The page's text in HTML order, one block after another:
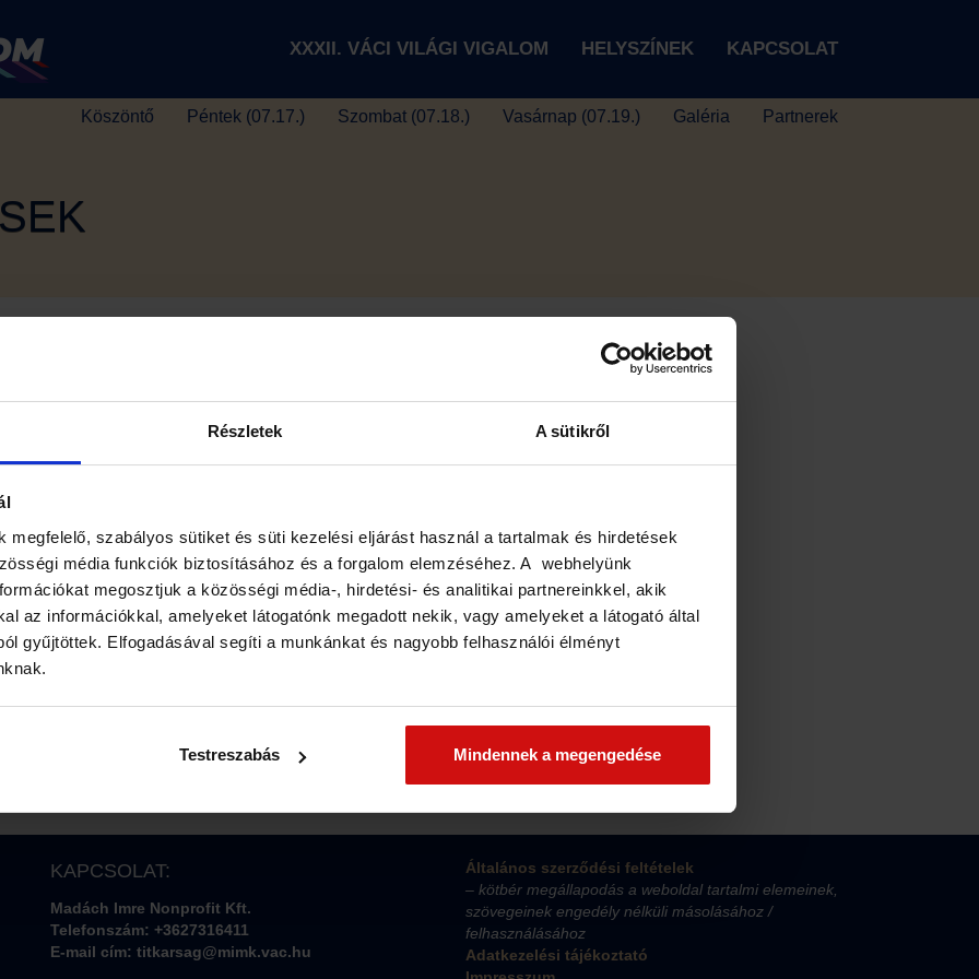
Részletek A sütikről
megfelelő, szabályos sütiket és süti kezelési eljárást használ a tartalmak és hirdetések
média funkciók biztosításához és a forgalom elemzéséhez. A webhelyünk
megosztjuk a közösségi média-, hirdetési- és analitikai partnereinkkel, akik
az információkkal, amelyeket látogatónk megadott nekik, vagy amelyeket a látogató által
gyűjtöttek. Elfogadásával segíti a munkánkat és nagyobb felhasználói élményt
Testreszabás Mindennek a megengedése
XXXII. VÁCI VILÁGI VIGALOM HELYSZÍNEK KAPCSOLAT
Köszöntő Péntek (07.17.) Szombat (07.18.) Vasárnap (07.19.) Galéria Partnerek
A
Laude zenekar ad koncertet a váci Duna-parton. Az
alapító tagjával, Kara Misával beszélgetett Dobóczki
ezt a bejegyzést:
VÁCON KONCERTEZIK A MAGNA CUM
KAPCSOLAT:
Madách Imre Nonprofit Kft.
Telefonszám: +3627316411
E-mail cím: titkarsag@mimk.vac.hu
Általános szerződési feltételek
– kötbér megállapodás a weboldal tartalmi elemeinek,
szövegeinek engedély nélküli másolásához /
felhasználásához
Adatkezelési tájékoztató